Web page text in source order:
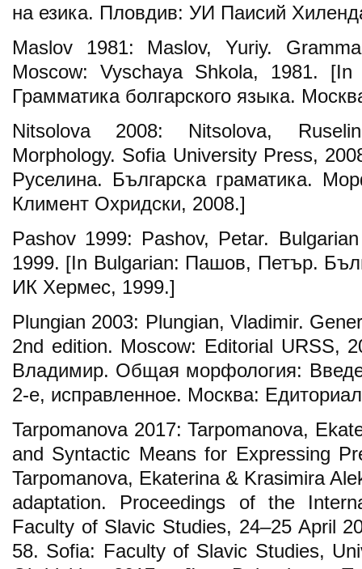
на езика. Пловдив: УИ Паисий
Maslov 1981: Maslov, Yuriy.
Moscow: Vyschaya Shkola, 1981.
Грамматика болгарского языка.
Nitsolova 2008: Nitsolova,
Morphology. Sofia University Press,
Руселина. Българска граматика.
Климент Охридски, 2008.]
Pashov 1999: Pashov, Petar.
1999. [In Bulgarian: Пашов, Петър.
ИК Хермес, 1999.]
Plungian 2003: Plungian, Vladimir.
2nd edition. Moscow: Editorial URSS,
Владимир. Общая морфология:
2-е, исправленное. Москва:
Tarpomanova 2017: Tarpomanova,
and Syntactic Means for Expressing
Tarpomanova, Ekaterina & Krasimira
adaptation. Proceedings of the
Faculty of Slavic Studies, 24–25 April
58. Sofia: Faculty of Slavic Studies,